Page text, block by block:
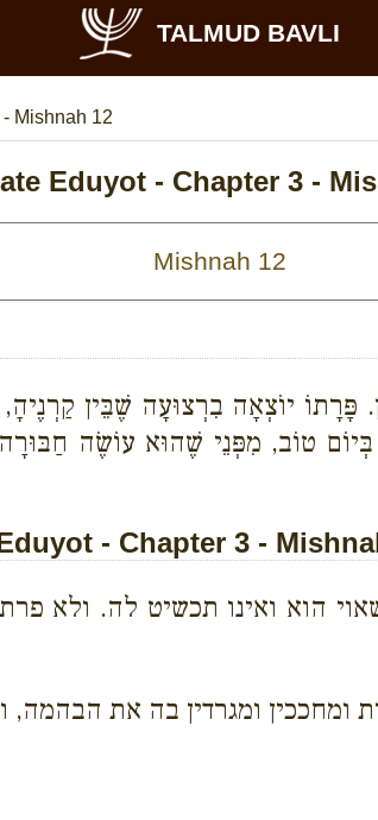
TALMUD BAVLI
Mishnah 12
Eduyot - Chapter 3 -
יוֹצְאָה בִרְצוּעָה שֶׁבֵּין
טוֹב, מִפְּנֵי שֶׁהוּא עוֹשֶׂה
- Chapter 3 -
הוא ואינו תכשיט לה. ולא
ומחככין ומגרדין בה את הבהמה,